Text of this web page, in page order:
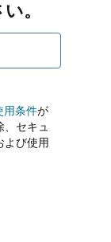
。
用条件が
セキュ
よび使用